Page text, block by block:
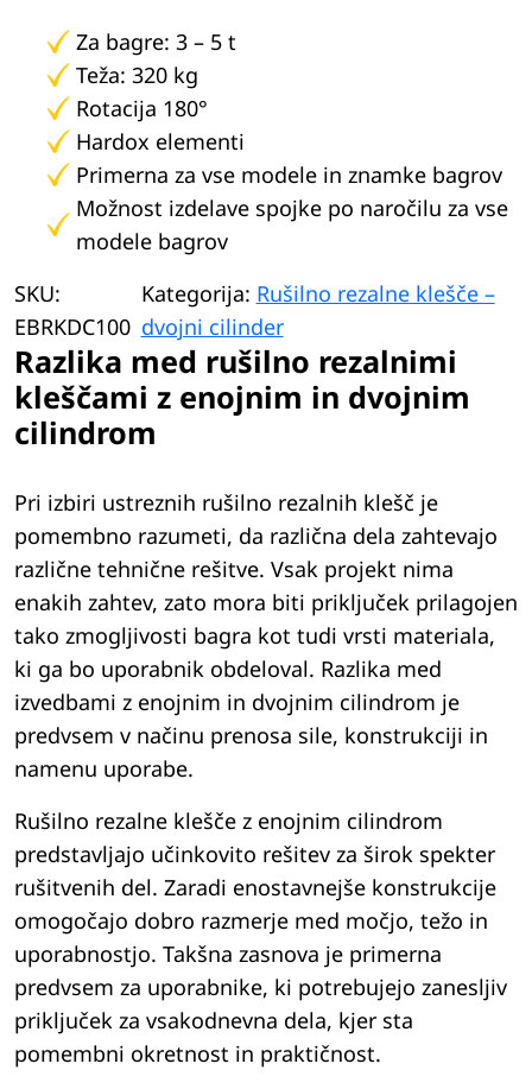
Za bagre: 3 – 5 t
Teža: 320 kg
Rotacija 180°
Hardox elementi
Primerna za vse modele in znamke bagrov
Možnost izdelave spojke po naročilu za vse
modele bagrov
SKU:
EBRKDC100
Kategorija: Rušilno rezalne klešče –
dvojni cilinder
Razlika med rušilno rezalnimi
kleščami z enojnim in dvojnim
cilindrom
Pri izbiri ustreznih rušilno rezalnih klešč je
pomembno razumeti, da različna dela zahtevajo
različne tehnične rešitve. Vsak projekt nima
enakih zahtev, zato mora biti priključek prilagojen
tako zmogljivosti bagra kot tudi vrsti materiala,
ki ga bo uporabnik obdeloval. Razlika med
izvedbami z enojnim in dvojnim cilindrom je
predvsem v načinu prenosa sile, konstrukciji in
namenu uporabe.
Rušilno rezalne klešče z enojnim cilindrom
predstavljajo učinkovito rešitev za širok spekter
rušitvenih del. Zaradi enostavnejše konstrukcije
omogočajo dobro razmerje med močjo, težo in
uporabnostjo. Takšna zasnova je primerna
predvsem za uporabnike, ki potrebujejo zanesljiv
priključek za vsakodnevna dela, kjer sta
pomembni okretnost in praktičnost.